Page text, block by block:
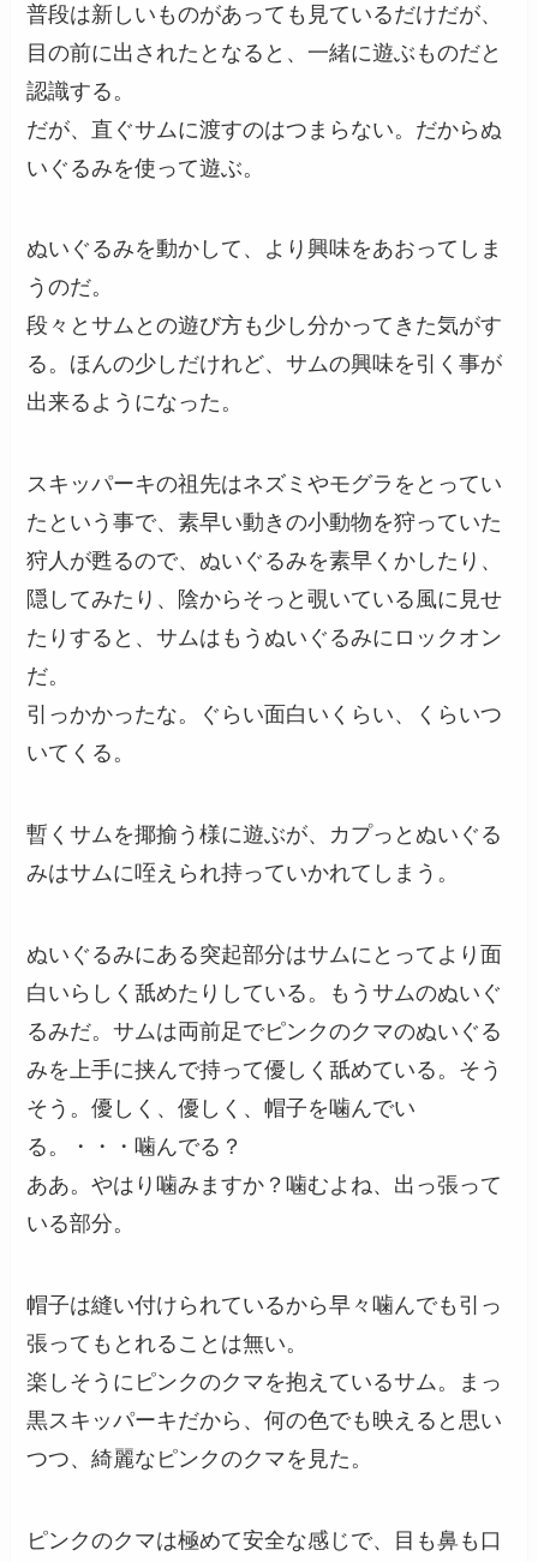
普段は新しいものがあっても見ているだけだが、
目の前に出されたとなると、一緒に遊ぶものだと
認識する。
だが、直ぐサムに渡すのはつまらない。だからぬ
いぐるみを使って遊ぶ。
ぬいぐるみを動かして、より興味をあおってしま
うのだ。
段々とサムとの遊び方も少し分かってきた気がす
る。ほんの少しだけれど、サムの興味を引く事が
出来るようになった。
スキッパーキの祖先はネズミやモグラをとってい
たという事で、素早い動きの小動物を狩っていた
狩人が甦るので、ぬいぐるみを素早くかしたり、
隠してみたり、陰からそっと覗いている風に見せ
たりすると、サムはもうぬいぐるみにロックオン
だ。
引っかかったな。ぐらい面白いくらい、くらいつ
いてくる。
暫くサムを揶揄う様に遊ぶが、カプっとぬいぐる
みはサムに咥えられ持っていかれてしまう。
ぬいぐるみにある突起部分はサムにとってより面
白いらしく舐めたりしている。もうサムのぬいぐ
るみだ。サムは両前足でピンクのクマのぬいぐる
みを上手に挟んで持って優しく舐めている。そう
そう。優しく、優しく、帽子を噛んでい
る。・・・噛んでる？
ああ。やはり噛みますか？噛むよね、出っ張って
いる部分。
帽子は縫い付けられているから早々噛んでも引っ
張ってもとれることは無い。
楽しそうにピンクのクマを抱えているサム。まっ
黒スキッパーキだから、何の色でも映えると思い
つつ、綺麗なピンクのクマを見た。
ピンクのクマは極めて安全な感じで、目も鼻も口